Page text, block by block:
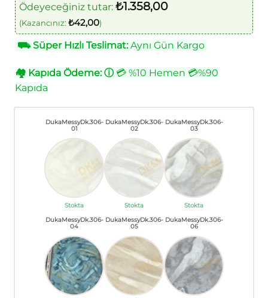
Ödeyeceğiniz tutar: ₺1.358,00
(Kazancınız: ₺42,00)
⛟Süper Hızlı Teslimat:Aynı Gün Kargo
🏘 Kapıda Ödeme: ⓘ💳 %10 Hemen 💳%90
Kapıda
DukaMessyDk.306-
01
Stokta
DukaMessyDk.306-
02
Stokta
DukaMessyDk.306-
03
Stokta
DukaMessyDk.306-
04
DukaMessyDk.306-
05
DukaMessyDk.306-
06